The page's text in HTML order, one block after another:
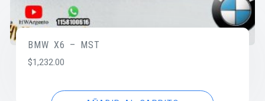
BMW X6 – MST
$1,232.00